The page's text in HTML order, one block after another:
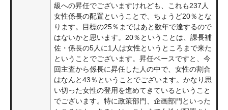
級への昇任でございますけれども、これも237人
女性係長の配置ということで、ちょうど20％とな
ります。目標の25％まではあと数年で達するので
はないかと思います。20％ということは、課長補
佐・係長の5人に1人は女性というところまで来た
ということでございます。昇任ベースですと、今
回主査から係長に昇任した人の中で、女性の割合
はなんと43％ということでございます。かなり思
い切った女性の登用を進めてきているということ
でございます。特に政策部門、企画部門といった